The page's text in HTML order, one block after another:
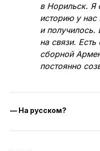
в Норильск. Я
историю у нас
и
на связи.
сборной
постоянно
— На русском?